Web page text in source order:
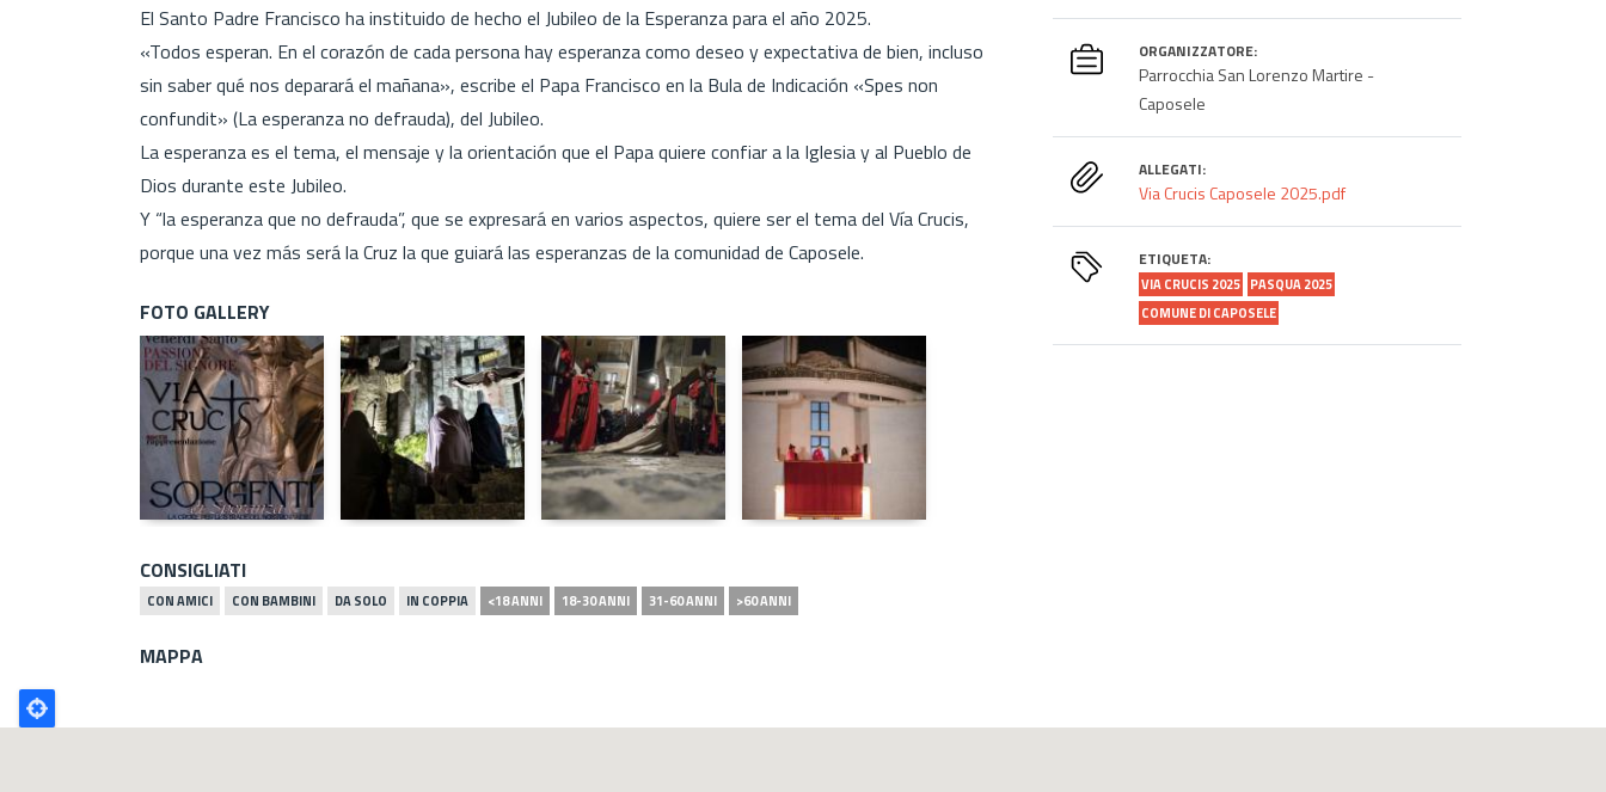
El Santo Padre Francisco ha instituido de hecho el Jubileo de la Esperanza para el año 2025.
«Todos esperan. En el corazón de cada persona hay esperanza como deseo y expectativa de bien, incluso
sin saber qué nos deparará el mañana», escribe el Papa Francisco en la Bula de Indicación «Spes non
confundit» (La esperanza no defrauda), del Jubileo.
La esperanza es el tema, el mensaje y la orientación que el Papa quiere confiar a la Iglesia y al Pueblo de
Dios durante este Jubileo.
Y “la esperanza que no defrauda”, que se expresará en varios aspectos, quiere ser el tema del Vía Crucis,
porque una vez más será la Cruz la que guiará las esperanzas de la comunidad de Caposele.
FOTO GALLERY
CONSIGLIATI
CON AMICI CON BAMBINI DA SOLO IN COPPIA <18 ANNI 18-30 ANNI 31-60 ANNI >60 ANNI
ORGANIZZATORE:
Parrocchia San Lorenzo Martire -
Caposele
ALLEGATI:
Via Crucis Caposele 2025.pdf
ETIQUETA:
VIA CRUCIS 2025 PASQUA 2025
COMUNE DI CAPOSELE
MAPPA
Poligono
GEO